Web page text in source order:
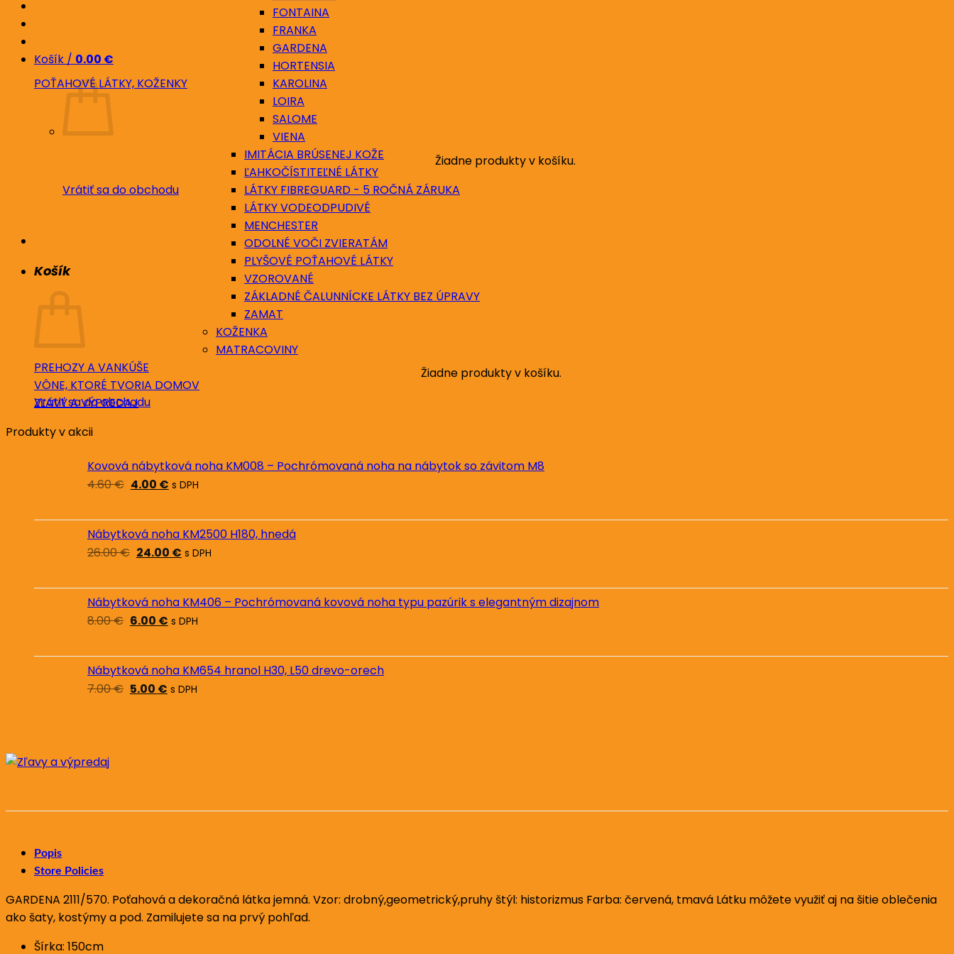
Košík / 0.00 €
Žiadne produkty v košíku.
Vrátiť sa do obchodu
Košík
Žiadne produkty v košíku.
Vrátiť sa do obchodu
POŤAHOVÉ LÁTKY, KOŽENKY
FONTAINA
FRANKA
GARDENA
HORTENSIA
KAROLINA
LOIRA
SALOME
VIENA
IMITÁCIA BRÚSENEJ KOŽE
ĽAHKOČÍSTITEĽNÉ LÁTKY
LÁTKY FIBREGUARD - 5 ROČNÁ ZÁRUKA
LÁTKY VODEODPUDIVÉ
MENCHESTER
ODOLNÉ VOČI ZVIERATÁM
PLYŠOVÉ POŤAHOVÉ LÁTKY
VZOROVANÉ
ZÁKLADNÉ ČALUNNÍCKE LÁTKY BEZ ÚPRAVY
ZAMAT
KOŽENKA
MATRACOVINY
PREHOZY A VANKÚŠE
VÔNE, KTORÉ TVORIA DOMOV
ZĽAVY A VÝPREDAJ
Produkty v akcii
Kovová nábytková noha KM008 – Pochrómovaná noha na nábytok so závitom M8
4.60€ Pôvodná
4.60 €.
4.00 €Aktuálna
4.00 €.
s DPH
Nábytková noha KM2500 H180, hnedá
26.00€ Pôvodná
26.00 €.
24.00 €Aktuálna
24.00 €.
s DPH
Nábytková noha KM406 – Pochrómovaná kovová noha typu pazúrik s elegantným dizajnom
8.00€ Pôvodná
8.00 €.
6.00 €Aktuálna
6.00 €.
s DPH
Nábytková noha KM654 hranol H30, L50 drevo-orech
7.00€ Pôvodná
5.00 €Aktuálna
s DPH
Popis
Store Policies
GARDENA 2111/570. Poťahová a dekoračná látka jemná. Vzor: drobný,geometrický,pruhy štýl: historizmus Farba: červená, tmavá Látku môžete využiť aj na šitie oblečenia
ako šaty, kostýmy a pod. Zamilujete sa na prvý pohľad.
Šírka: 150cm